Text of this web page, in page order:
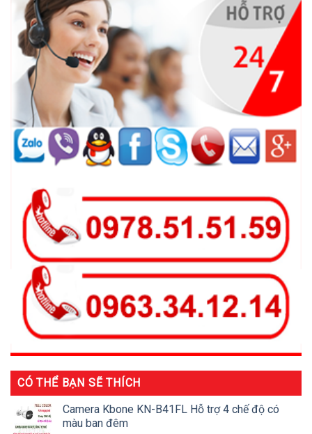
CÓ THỂ BẠN SẼ THÍCH
Camera Kbone KN-B41FL Hỗ trợ 4 chế độ có
màu ban đêm